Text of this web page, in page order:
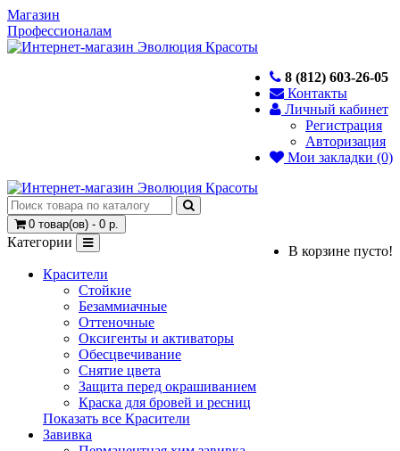
Магазин
Профессионалам
8 (812) 603-26-05
Контакты
Личный кабинет
Регистрация
Авторизация
Мои закладки (0)
0 товар(ов) - 0 р.
В корзине пусто!
Категории
Красители
Стойкие
Безаммиачные
Оттеночные
Оксигенты и активаторы
Обесцвечивание
Снятие цвета
Защита перед окрашиванием
Краска для бровей и ресниц
Показать все Красители
Завивка